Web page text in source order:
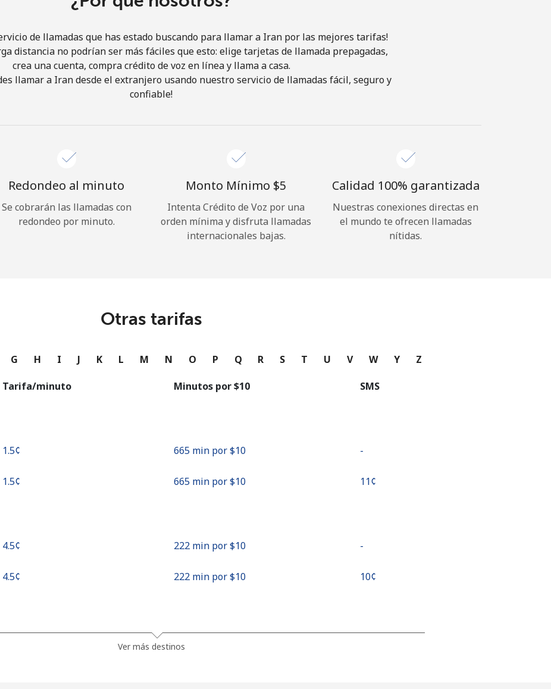
Únete
¡Hola!
Iniciar Sesión
Continuar con
de llamadas que has estado buscando para llamar a Iran por las mejores tarifas!
distancia no podrían ser más fáciles que esto: elige tarjetas de llamada prepagadas,
crea una cuenta, compra crédito de voz en línea y llama a casa.
llamar a Iran desde el extranjero usando nuestro servicio de llamadas fácil, seguro y
confiable!
Redondeo al minuto
Se cobrarán las llamadas con
redondeo por minuto.
Monto Mínimo ⁦$5⁩
Intenta Crédito de Voz por una
orden mínima y disfruta llamadas
internacionales bajas.
Calidad 100% garantizada
Nuestras conexiones directas en
el mundo te ofrecen llamadas
nítidas.
Otras tarifas
G H I J K L M N O P Q R S T U V W Y Z
Tarifa/minuto Minutos por ⁦$10⁩ SMS
⁦1.5¢⁩ 665 min por ⁦$10⁩ -
⁦1.5¢⁩ 665 min por ⁦$10⁩ ⁦11¢⁩
⁦4.5¢⁩ 222 min por ⁦$10⁩ -
⁦4.5¢⁩ 222 min por ⁦$10⁩ ⁦10¢⁩
Ver más destinos